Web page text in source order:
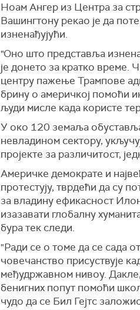
Ноам Ангер из Центра за
Вашингтону рекао је да
изненађујући.
"Оно што представља
је донето за кратко време.
центру пажење Трампове
брину о америчкој помоћи
људи мисле када користе
У око 120 земаља
невладином сектору,
пројекте за различитост,
Америчке демократе и
протестују, тврдећи да су
за владину ефикасност
изазавати глобалну
бура тек следи.
"Ради се о томе да се сада
човечанство присуствује
међудржавном нивоу. Дакле,
бенигних попут помоћи
чудо да се Бил Гејтс